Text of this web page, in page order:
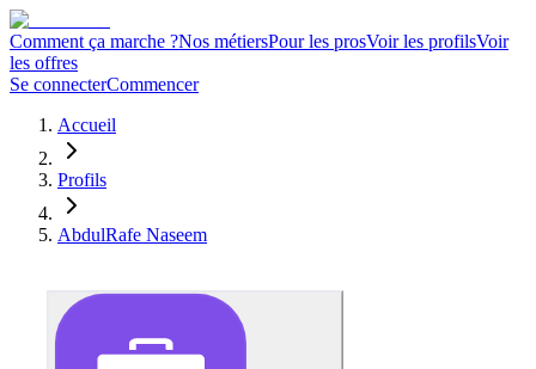
Comment ça marche ?Nos métiersPour les prosVoir les profilsVoir
les offres
Se connecterCommencer
Accueil
Profils
AbdulRafe Naseem